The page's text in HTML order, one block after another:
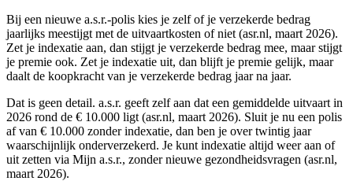
Bij een nieuwe a.s.r.-polis kies je zelf of je verzekerde bedrag
jaarlijks meestijgt met de uitvaartkosten of niet (asr.nl, maart 2026).
Zet je indexatie aan, dan stijgt je verzekerde bedrag mee, maar stijgt
je premie ook. Zet je indexatie uit, dan blijft je premie gelijk, maar
daalt de koopkracht van je verzekerde bedrag jaar na jaar.
Dat is geen detail. a.s.r. geeft zelf aan dat een gemiddelde uitvaart in
2026 rond de € 10.000 ligt (asr.nl, maart 2026). Sluit je nu een polis
af van € 10.000 zonder indexatie, dan ben je over twintig jaar
waarschijnlijk onderverzekerd. Je kunt indexatie altijd weer aan of
uit zetten via Mijn a.s.r., zonder nieuwe gezondheidsvragen (asr.nl,
maart 2026).